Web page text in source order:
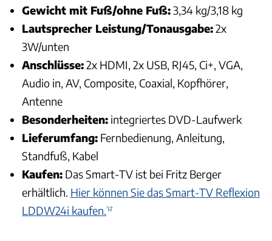
Gewicht mit Fuß/ohne Fuß:3,34 kg/3,18 kg
Lautsprecher Leistung/Tonausgabe:2x
3W/unten
Anschlüsse:2x HDMI, 2x USB, RJ45, Ci+, VGA,
Audio in, AV, Composite, Coaxial, Kopfhörer,
Antenne
Besonderheiten: integriertes DVD-Laufwerk
Lieferumfang: Fernbedienung, Anleitung,
Standfuß, Kabel
Kaufen: Das Smart-TV ist bei Fritz Berger
erhältlich. Hier können Sie das Smart-TV Reflexion
LDDW24i kaufen.